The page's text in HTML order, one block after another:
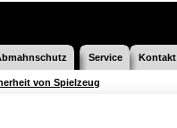
Service Kontakt
von Spielzeug